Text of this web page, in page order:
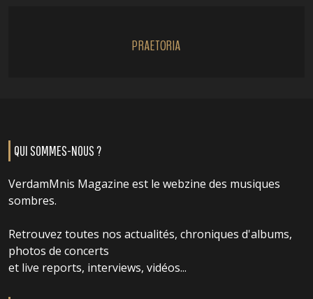
PRAETORIA
QUI SOMMES-NOUS ?
VerdamMnis Magazine est le webzine des musiques
sombres.
Retrouvez toutes nos actualités, chroniques d'albums,
photos de concerts
et live reports, interviews, vidéos...